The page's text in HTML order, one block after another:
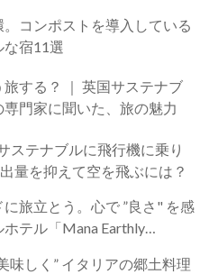
コンポストを導入している
な宿11選
英国サステナブ
専門家に聞いた、旅の魅力
ステナブルに飛行機に乗り
量を抑えて空を飛ぶには？
旅立とう。心で ”良さ" を感
ホテル「Mana Earthly
味しく” イタリアの郷土料理